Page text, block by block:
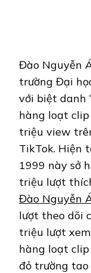
Đào Nguyễn
trường Đại
với biệt danh
hàng loạt
triệu view
TikTok. Hiện
1999 này sở
triệu lượt
Đào Nguyễn
lượt theo dõi
triệu lượt
hàng loạt clip
đỏ trường tao